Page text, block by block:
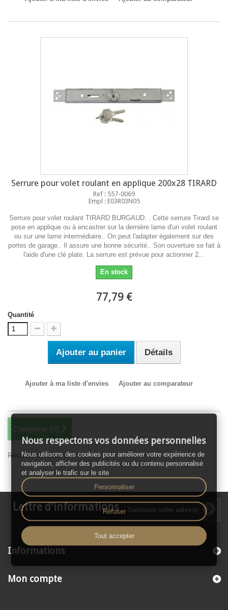
Serrure pour volet roulant en applique 200x28 TIRARD
Ref : 557-0069
Empl : E03R03N05
Serrure pour volet roulant TIRARD BURGAUD. . Cette serrure Tirard se
pose en applique ou à encastrer sur la dernière lame d'un volet roulant
ou sur une lame intermédiaire.. On peut l'adapter également sur des
portes de garage.. Il assure une bonne sécurité.. Son ouverture se fait à
l'aide d'une clé plate. La serrure est prévue pour actionner 2...
En stock
77,79 €
Quantité
Ajouter au panier Détails
Ajouter à ma liste d'envies Ajouter au comparateur
Résultats 1 - 8 sur 8.
Lettre d'informations
Informations
Mon compte
Nous respectons vos données personnelles
Nous utilisons des cookies pour améliorer votre expérience de
navigation, afficher des publicités ou du contenu personnalisé
et analyser le trafic sur le site
Personnaliser
Refuser
Tout accepter